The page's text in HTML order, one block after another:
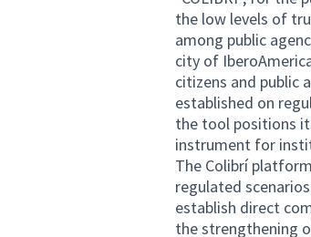
the low levels of
among public
city of
citizens and public
established on
the tool positions
instrument for
The Colibrí
regulated
establish direct
the strengthening